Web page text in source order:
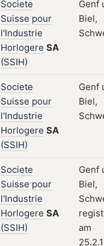
Societe
Suisse pour
l'Industrie
Horlogere SA
(SSIH)
Genf
Biel,
Societe
Suisse pour
l'Industrie
Horlogere SA
(SSIH)
Genf
Biel,
Societe
Suisse pour
l'Industrie
Horlogere SA
(SSIH)
Genf
Biel,
am